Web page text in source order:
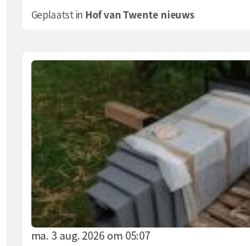
Geplaatst in Hof van Twente nieuws
ma. 3 aug. 2026 om 05:07